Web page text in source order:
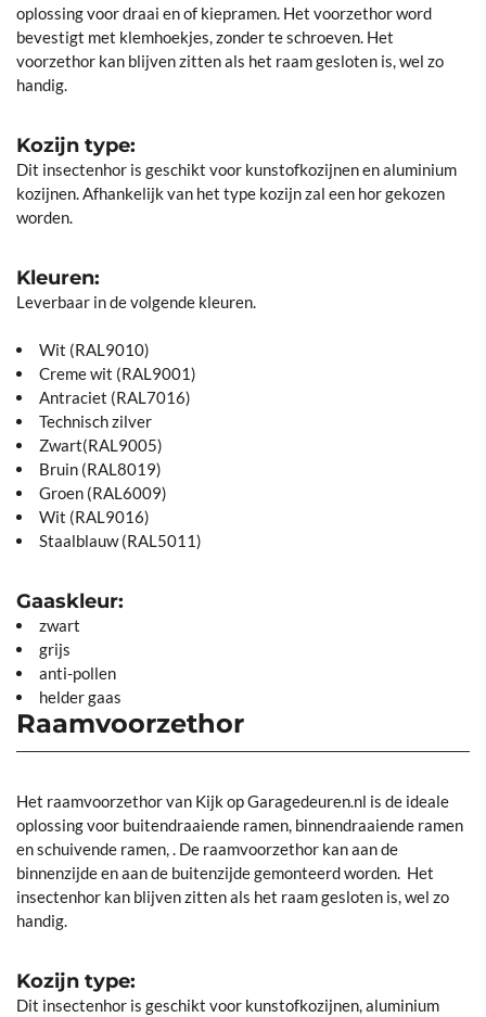
oplossing voor draai en of kiepramen. Het voorzethor word
bevestigt met klemhoekjes, zonder te schroeven. Het
voorzethor kan blijven zitten als het raam gesloten is, wel zo
handig.
Kozijn type:
Dit insectenhor is geschikt voor kunstofkozijnen en aluminium
kozijnen. Afhankelijk van het type kozijn zal een hor gekozen
worden.
Kleuren:
Leverbaar in de volgende kleuren.
Wit (RAL9010)
Creme wit (RAL9001)
Antraciet (RAL7016)
Technisch zilver
Zwart(RAL9005)
Bruin (RAL8019)
Groen (RAL6009)
Wit (RAL9016)
Staalblauw (RAL5011)
Gaaskleur:
zwart
grijs
anti-pollen
helder gaas
Raamvoorzethor
Het raamvoorzethor van Kijk op Garagedeuren.nl is de ideale
oplossing voor buitendraaiende ramen, binnendraaiende ramen
en schuivende ramen, . De raamvoorzethor kan aan de
binnenzijde en aan de buitenzijde gemonteerd worden. Het
insectenhor kan blijven zitten als het raam gesloten is, wel zo
handig.
Kozijn type:
Dit insectenhor is geschikt voor kunstofkozijnen, aluminium